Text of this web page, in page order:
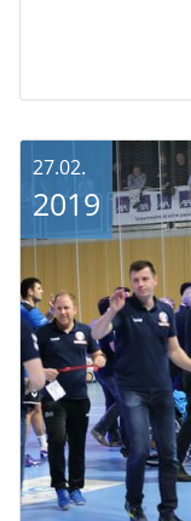
27.02.
2019